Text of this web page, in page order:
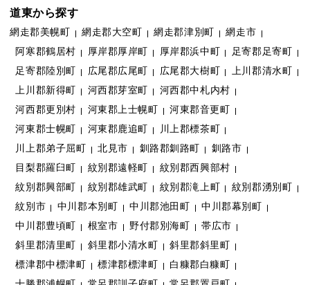
道東から探す
網走郡美幌町 網走郡大空町 網走郡津別町
網走市
阿寒郡鶴居村
厚岸郡厚岸町 厚岸郡浜中町
足寄郡足寄町
足寄郡陸別町
広尾郡広尾町 広尾郡大樹町
上川郡清水町
上川郡新得町
河西郡芽室町
河西郡中札内村
河西郡更別村
河東郡上士幌町
河東郡音更町
河東郡士幌町
河東郡鹿追町
川上郡標茶町
川上郡弟子屈町
北見市 釧路郡釧路町
釧路市
目梨郡羅臼町
紋別郡遠軽町
紋別郡西興部村
紋別郡興部町
紋別郡雄武町 紋別郡滝上町
紋別郡湧別町
紋別市
中川郡本別町 中川郡池田町
中川郡幕別町
中川郡豊頃町
根室市 野付郡別海町
帯広市
斜里郡清里町
斜里郡小清水町
斜里郡斜里町
標津郡中標津町
標津郡標津町
白糠郡白糠町